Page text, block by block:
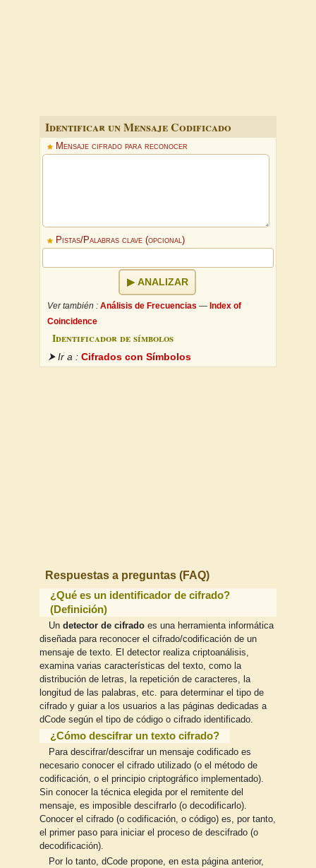
Identificar un Mensaje Codificado
Mensaje cifrado para reconocer
Pistas/Palabras clave (opcional)
ANALIZAR
Ver también : Análisis de Frecuencias —Index of
Coincidence
Identificador de símbolos
⮞ Ir a : Cifrados con Símbolos
Respuestas a preguntas (FAQ)
¿Qué es un identificador de cifrado?
(Definición)
Un detector de cifradoes una herramienta informática
diseñada para reconocer el cifrado/codificación de un
mensaje de texto. El detector realiza criptoanálisis,
examina varias características del texto, como la
distribución de letras, la repetición de caracteres, la
longitud de las palabras, etc. para determinar el tipo de
cifrado y guiar a los usuarios a las páginas dedicadas a
dCode según el tipo de código o cifrado identificado.
¿Cómo descifrar un texto cifrado?
Para descifrar/descifrar un mensaje codificado es
necesario conocer el cifrado utilizado (o el método de
codificación, o el principio criptográfico implementado).
Sin conocer la técnica elegida por el remitente del
mensaje, es imposible descifrarlo (o decodificarlo).
Conocer el cifrado (o codificación, o código) es, por tanto,
el primer paso para iniciar el proceso de descifrado (o
decodificación).
Por lo tanto, dCode propone, en esta página anterior,